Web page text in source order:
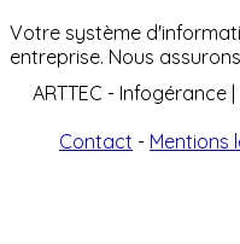
Votre système
entreprise. Nous
ARTTEC - Infogérance |
Contact - Mentions